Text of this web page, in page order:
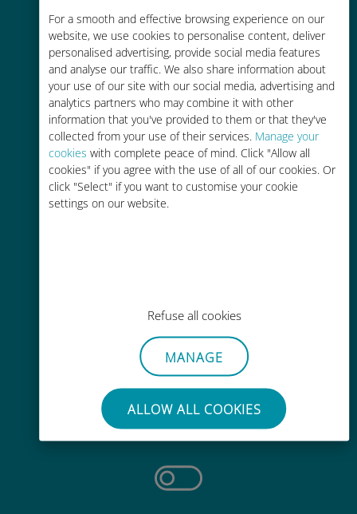
For a smooth and effective browsing experience on our
website, we use cookies to personalise content, deliver
personalised advertising, provide social media features
and analyse our traffic. We also share information about
your use of our site with our social media, advertising and
analytics partners who may combine it with other
information that you've provided to them or that they've
collected from your use of their services. Manage your
cookies with complete peace of mind. Click "Allow all
cookies" if you agree with the use of all of our cookies. Or
click "Select" if you want to customise your cookie
settings on our website.
Refuse all cookies
MANAGE
ALLOW ALL COOKIES
Rentable
Hasta un 90% más barato que los
costes de itinerancia con su
operador actual
Fácil recarga
Sin esfuerzo
No es necesario retirar la tarjeta
SIM